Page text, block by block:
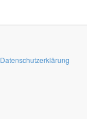
Datenschutzerklärung